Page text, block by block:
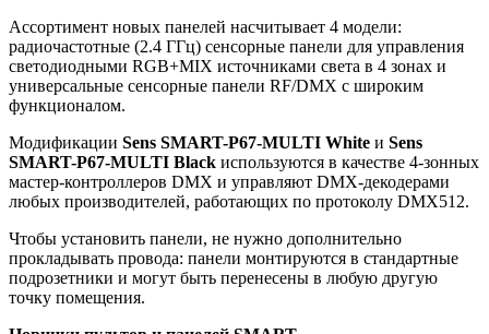
Ассортимент новых панелей насчитывает 4 модели:
радиочастотные (2.4 ГГц) сенсорные панели для управления
светодиодными RGB+MIX источниками света в 4 зонах и
универсальные сенсорные панели RF/DMX с широким
функционалом.
Модификации Sens SMART-P67-MULTI White и Sens
SMART-P67-MULTI Black используются в качестве 4-зонных
мастер-контроллеров DMX и управляют DMX-декодерами
любых производителей, работающих по протоколу DMX512.
Чтобы установить панели, не нужно дополнительно
прокладывать провода: панели монтируются в стандартные
подрозетники и могут быть перенесены в любую другую
точку помещения.